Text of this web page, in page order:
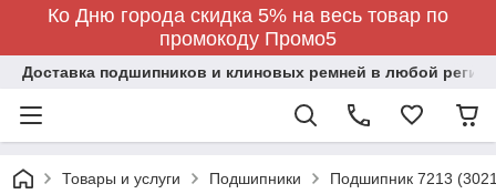
Ко Дню города скидка 5% на весь товар по
промокоду Промо5
Доставка подшипников и клиновых ремней в любой регион
Товары и услуги Подшипники Подшипник 7213